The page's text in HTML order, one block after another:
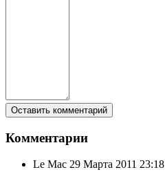
Комментарии
Le Mac 29 Марта 2011 23:18